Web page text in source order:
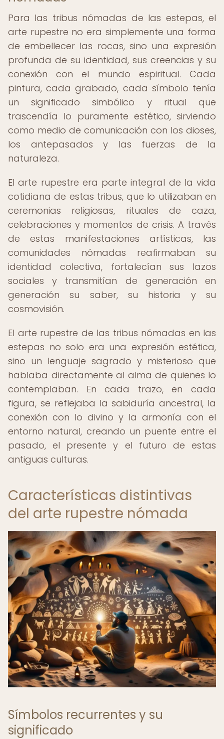
Para las tribus nómadas de las estepas, el
arte rupestre no era simplemente una forma
de embellecer las rocas, sino una expresión
profunda de su identidad, sus creencias y su
conexión con el mundo espiritual. Cada
pintura, cada grabado, cada símbolo tenía
un significado simbólico y ritual que
trascendía lo puramente estético, sirviendo
como medio de comunicación con los dioses,
los antepasados y las fuerzas de la
naturaleza.
El arte rupestre era parte integral de la vida
cotidiana de estas tribus, que lo utilizaban en
ceremonias religiosas, rituales de caza,
celebraciones y momentos de crisis. A través
de estas manifestaciones artísticas, las
comunidades nómadas reafirmaban su
identidad colectiva, fortalecían sus lazos
sociales y transmitían de generación en
generación su saber, su historia y su
cosmovisión.
El arte rupestre de las tribus nómadas en las
estepas no solo era una expresión estética,
sino un lenguaje sagrado y misterioso que
hablaba directamente al alma de quienes lo
contemplaban. En cada trazo, en cada
figura, se reflejaba la sabiduría ancestral, la
conexión con lo divino y la armonía con el
entorno natural, creando un puente entre el
pasado, el presente y el futuro de estas
antiguas culturas.
Características distintivas
del arte rupestre nómada
Símbolos recurrentes y su
significado